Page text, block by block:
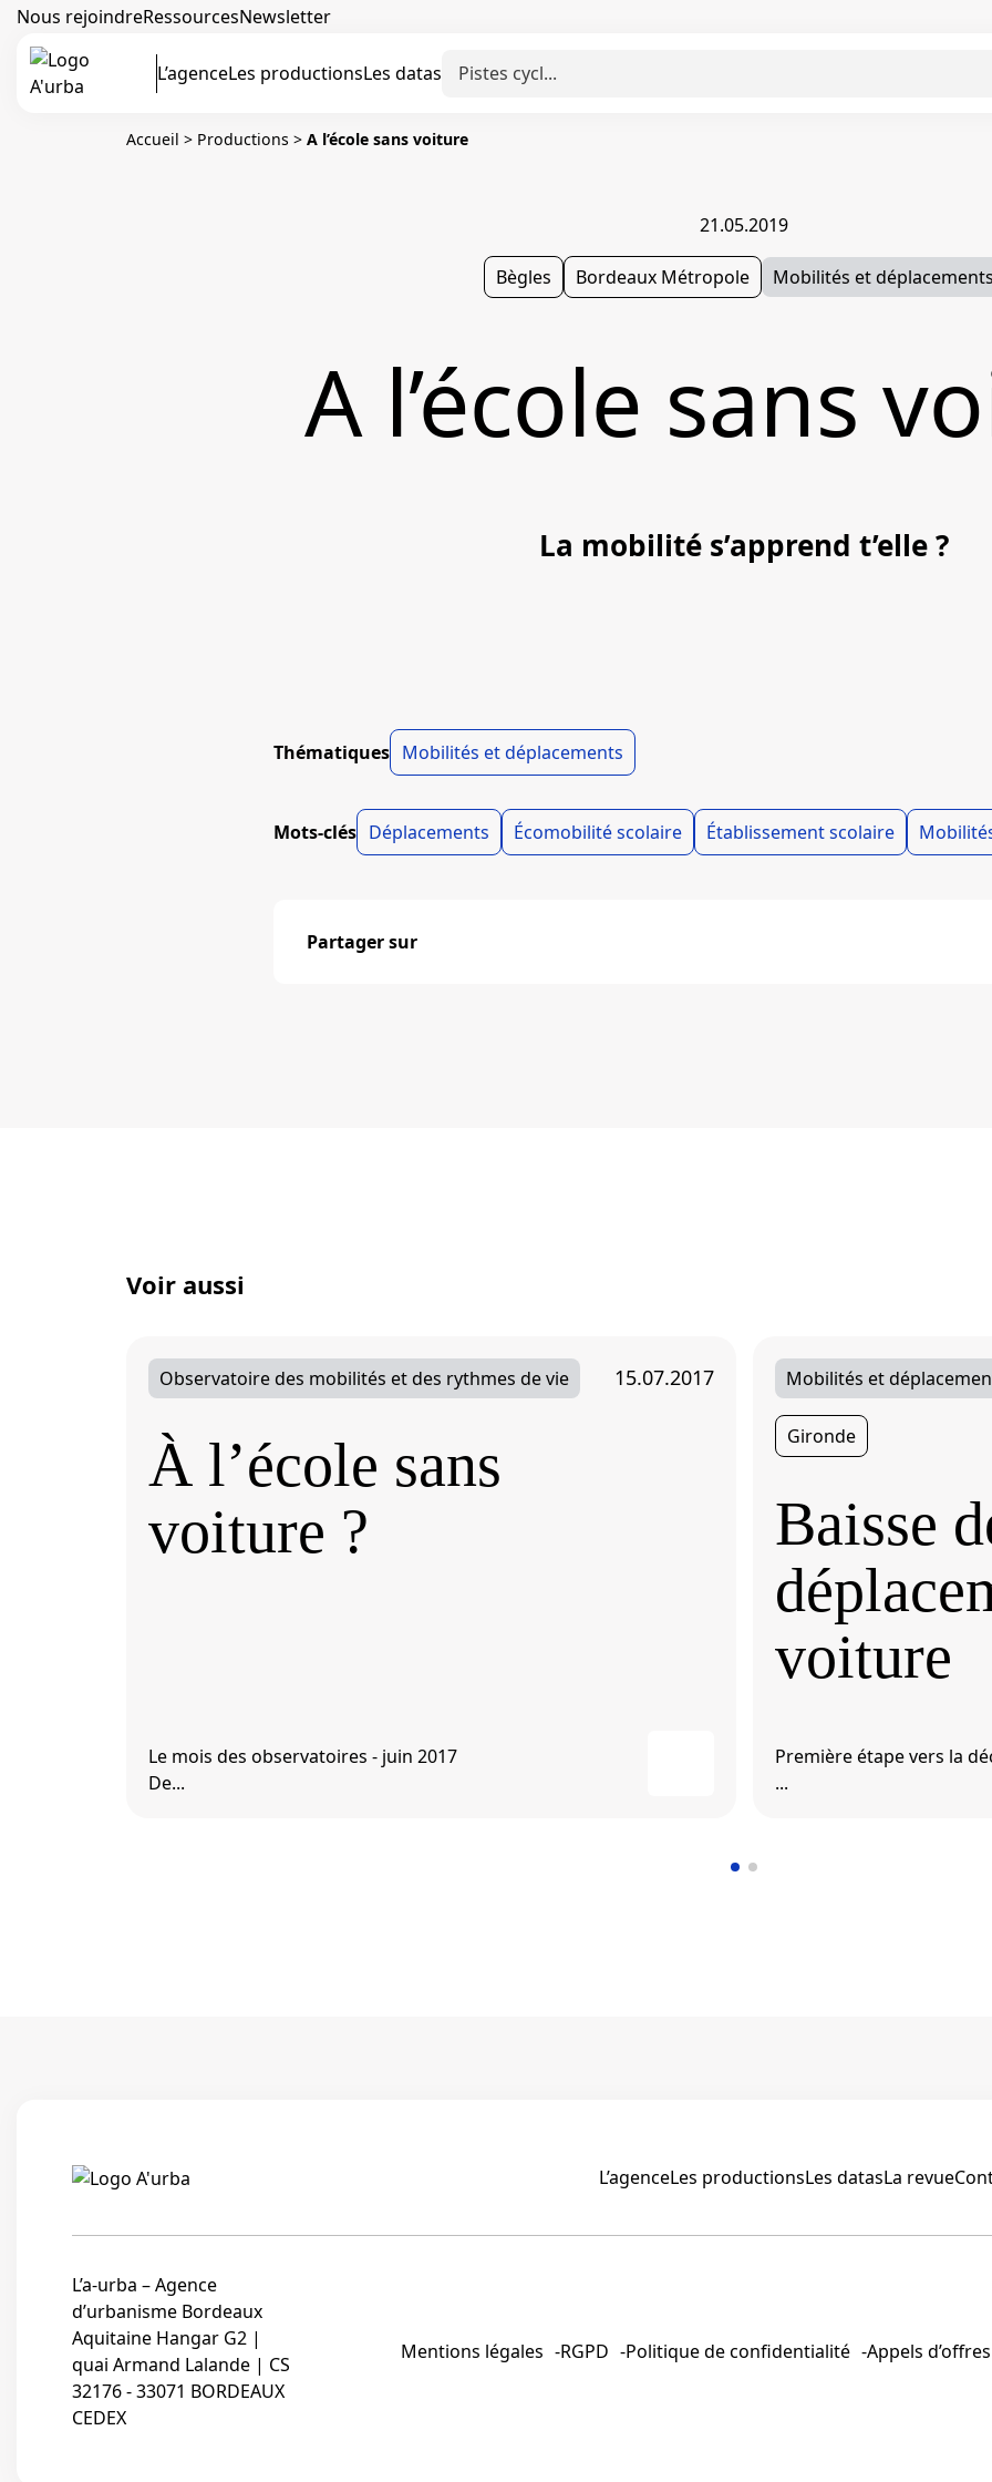
Nous rejoindreRessourcesNewsletter
L’agenceLes productionsLes datas
Accueil > Productions > A l’école sans voiture
21.05.2019
Bègles Bordeaux Métropole Mobilités et déplacements
A l’école sans
La mobilité s’apprend t’elle ?
Thématiques Mobilités et déplacements
Mots-clés Déplacements Écomobilité scolaire Établissement scolaire
Partager sur
Voir aussi
Observatoire des mobilités et des rythmes de vie 15.07.2017
À l’école sans
voiture ?
Le mois des observatoires - juin 2017
De...
Mobilités et
Gironde
Baisse
voiture
Première étape vers la
...
L’agenceLes productionsLes datasLa revue
L’a-urba – Agence
d’urbanisme Bordeaux
Aquitaine Hangar G2 |
quai Armand Lalande | CS
32176 - 33071 BORDEAUX
CEDEX
Mentions légales RGPD Politique de confidentialité Appels d’offres